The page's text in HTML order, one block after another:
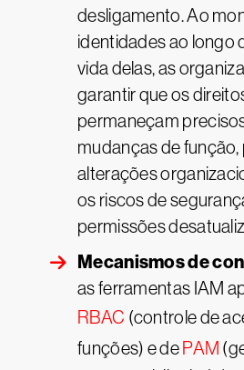
desligamento. Ao
identidades ao longo
vida delas, as
garantir que os
permaneçam
mudanças de
alterações
os riscos de
permissões
Mecanismos de
as ferramentas IAM
RBAC (controle de
funções) e de PAM